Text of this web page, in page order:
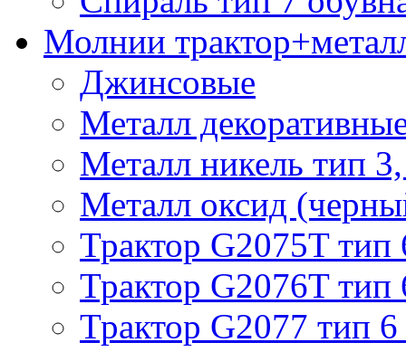
Молнии
Джинсовые
Металл
Металл никель тип
Металл оксид
Трактор G2075T тип
Трактор G2076T тип
Трактор G2077 тип 6